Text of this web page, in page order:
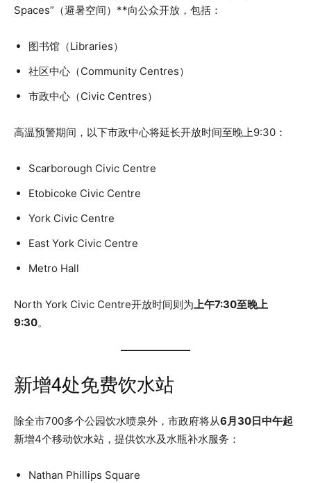
Spaces”（避暑空间）**向公众开放，包括：
图书馆（Libraries）
社区中心（Community Centres）
市政中心（Civic Centres）
高温预警期间，以下市政中心将延长开放时间至晚上9:30：
Scarborough Civic Centre
Etobicoke Civic Centre
York Civic Centre
East York Civic Centre
Metro Hall
North York Civic Centre开放时间则为上午7:30至晚上
9:30。
新增4处免费饮水站
除全市700多个公园饮水喷泉外，市政府将从6月30日中午起
新增4个移动饮水站，提供饮水及水瓶补水服务：
Nathan Phillips Square